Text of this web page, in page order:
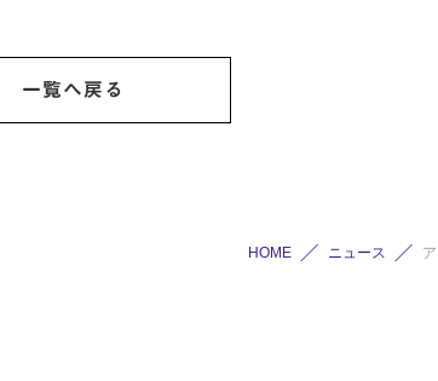
一覧へ戻る
HOME ニュース